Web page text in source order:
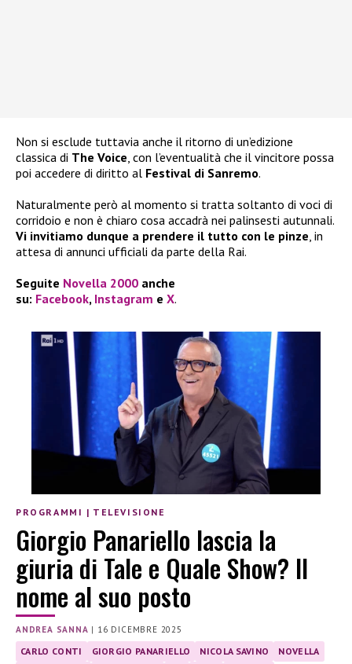
Non si esclude tuttavia anche il ritorno di un’edizione
classica di The Voice , con l’eventualità che il vincitore possa
poi accedere di diritto al Festival di Sanremo.
Naturalmente però al momento si tratta soltanto di voci di
corridoio e non è chiaro cosa accadrà nei palinsesti autunnali.
Vi invitiamo dunque a prendere il tutto con le pinze , in
attesa di annunci ufficiali da parte della Rai.
Seguite Novella 2000 anche
su: Facebook, Instagram e X.
PROGRAMMI | TELEVISIONE
Giorgio Panariello lascia la
giuria di Tale e Quale Show? Il
nome al suo posto
ANDREA SANNA | 16 DICEMBRE 2025
CARLO CONTI GIORGIO PANARIELLO NICOLA SAVINO
NOVELLA